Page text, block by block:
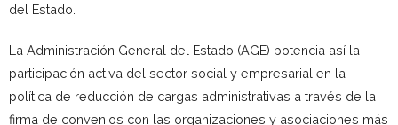
del Estado.
La Administración General del Estado (AGE) potencia así la
participación activa del sector social y empresarial en la
política de reducción de cargas administrativas a través de la
firma de convenios con las organizaciones y asociaciones más